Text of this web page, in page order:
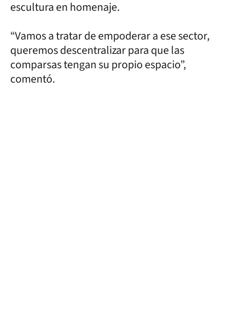
escultura en homenaje.
“Vamos a tratar de empoderar a ese sector,
queremos descentralizar para que las
comparsas tengan su propio espacio”,
comentó.